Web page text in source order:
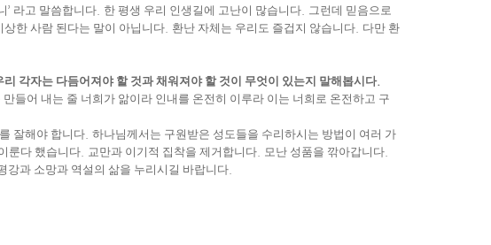
’ 라고 말씀합니다 한 평생 우리 인생길에 고난이 많습니다 그런데 믿음으로
한 사람 된다는 말이 아닙니다 환난 자체는 우리도 즐겁지 않습니다 다만 환
리 각자는 다듬어져야 할 것과 채워져야 할 것이 무엇이 있는지 말해봅시다.
들어 내는 줄 너희가 앎이라 인내를 온전히 이루라 이는 너희로 온전하고 구
잘해야 합니다 하나님께서는 구원받은 성도들을 수리하시는 방법이 여러 가
룬다 했습니다 교만과 이기적 집착을 제거합니다 모난 성품을 깎아갑니다
강과 소망과 역설의 삶을 누리시길 바랍니다